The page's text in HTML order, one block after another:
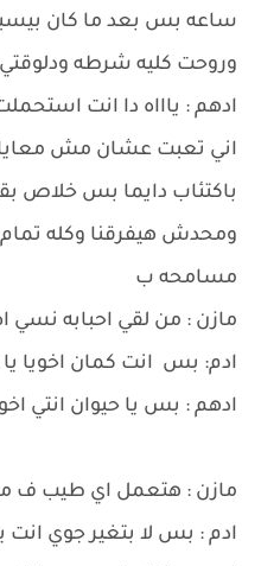
وروحت كليه شرطه ودلوقتي ف 3
ادهم : ياااه دا انت
اني تعبت عشان مش
باكتئاب دايما بس خلاص
ومحدش هيفرقنا وكله
مسامحه ب
مازن : من لقي احبابه نسي
ادم: بس انت كمان اخويا يا
ادهم : بس يا حيوان انتي
مازن : هتعمل اي طيب ف
ادم : بس لا بتغير جوي انت